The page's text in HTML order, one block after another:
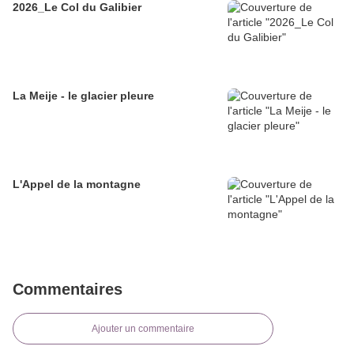
2026_Le Col du Galibier
La Meije - le glacier pleure
L'Appel de la montagne
Commentaires
Ajouter un commentaire